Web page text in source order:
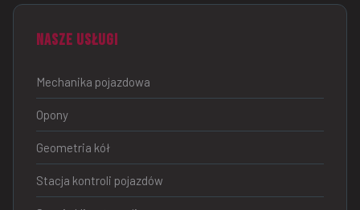
Nasze usługi
Mechanika pojazdowa
Opony
Geometria kół
Stacja kontroli pojazdów